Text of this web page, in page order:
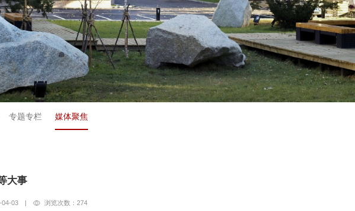
专题专栏 媒体聚焦
大事
04-03 | 浏览次数：274